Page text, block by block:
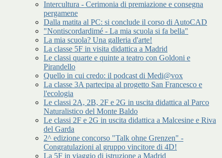
Intercultura - Cerimonia di premiazione e consegna
pergamene
Dalla matita al PC: si conclude il corso di AutoCAD
"Nontiscordardimé - La mia scuola si fa bella"
La mia scuola? Una galleria d'arte!
La classe 5F in visita didattica a Madrid
Le classi quarte e quinte a teatro con Goldoni e
Pirandello
Quello in cui credo: il podcast di Medi@vox
La classe 3A partecipa al progetto San Francesco e
l'ecologia
Le classi 2A, 2B, 2F e 2G in uscita didattica al Parco
Naturalistico del Monte Baldo
Le classi 2F e 2G in uscita didattica a Malcesine e Riva
del Garda
2^ edizione concorso "Talk ohne Grenzen" -
Congratulazioni al gruppo vincitore di 4D!
La 5F in viaggio di istruzione a Madrid